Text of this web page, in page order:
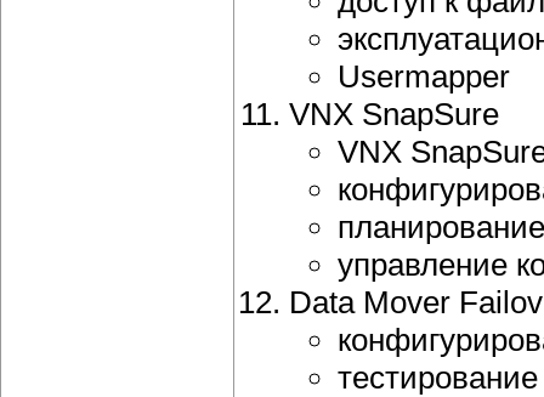
Usermapper
VNX SnapSure
VNX
управление
Data Mover